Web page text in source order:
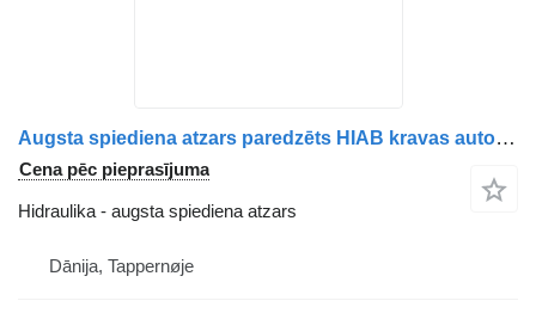
Augsta spiediena atzars paredzēts HIAB kravas automašīnas
Cena pēc pieprasījuma
Hidraulika - augsta spiediena atzars
Dānija, Tappernøje